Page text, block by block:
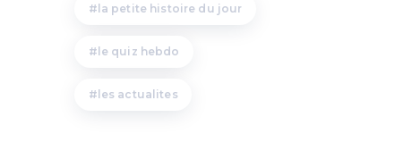
la petite histoire du jour
le quiz hebdo
les actualites